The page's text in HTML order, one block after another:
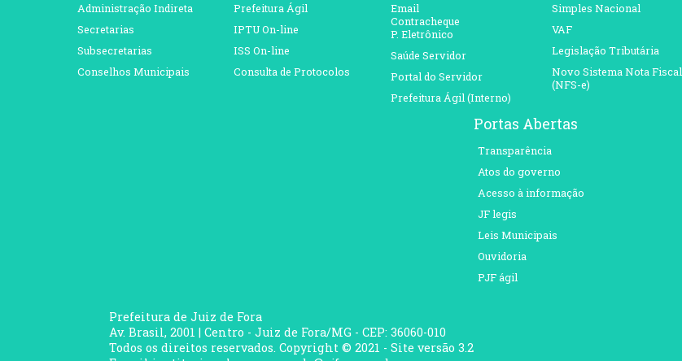
Administração Indireta
Secretarias
Subsecretarias
Conselhos Municipais
Prefeitura Ágil
IPTU On-line
ISS On-line
Consulta de Protocolos
Email
Contracheque
P. Eletrônico
Saúde Servidor
Portal do Servidor
Prefeitura Ágil (Interno)
Simples Nacional
VAF
Legislação Tributária
Novo Sistema Nota Fiscal
(NFS-e)
Portas Abertas
Transparência
Atos do governo
Acesso à informação
JF legis
Leis Municipais
Ouvidoria
PJF ágil
Prefeitura de Juiz de Fora
Av. Brasil, 2001 | Centro - Juiz de Fora/MG - CEP: 36060-010
Todos os direitos reservados. Copyright © 2021 - Site versão 3.2